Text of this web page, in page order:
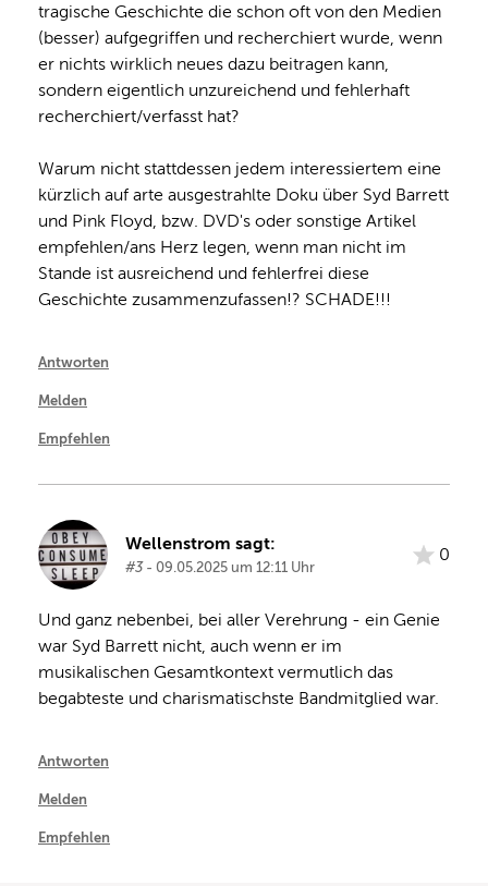
tragische Geschichte die schon oft von den Medien
(besser) aufgegriffen und recherchiert wurde, wenn
er nichts wirklich neues dazu beitragen kann,
sondern eigentlich unzureichend und fehlerhaft
recherchiert/verfasst hat?
Warum nicht stattdessen jedem interessiertem eine
kürzlich auf arte ausgestrahlte Doku über Syd Barrett
und Pink Floyd, bzw. DVD's oder sonstige Artikel
empfehlen/ans Herz legen, wenn man nicht im
Stande ist ausreichend und fehlerfrei diese
Geschichte zusammenzufassen!? SCHADE!!!
Antworten
Melden
Empfehlen
Wellenstrom sagt:
#3- 09.05.2025 um 12:11 Uhr
0
Und ganz nebenbei, bei aller Verehrung - ein Genie
war Syd Barrett nicht, auch wenn er im
musikalischen Gesamtkontext vermutlich das
begabteste und charismatischste Bandmitglied war.
Antworten
Melden
Empfehlen